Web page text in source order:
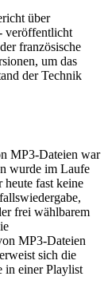
über
veröffentlicht
französische
um das
der Technik
MP3-Dateien war
wurde im Laufe
heute fast keine
frei wählbarem
MP3-Dateien
sich die
in einer Playlist